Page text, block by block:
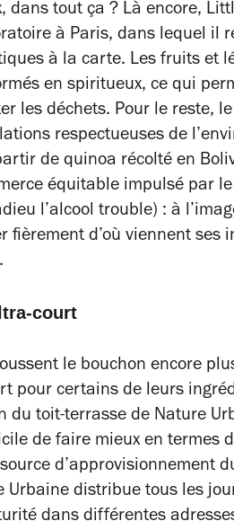
dans tout ça ? Là encore,
à Paris, dans lequel il
à la carte. Les fruits et
en spiritueux, ce qui
les déchets. Pour le reste,
respectueuses de
de quinoa récolté en
équitable impulsé par le
l’alcool trouble) : à
fièrement d’où viennent
court
le bouchon encore
pour certains de leurs
du toit-terrasse de Nature
de faire mieux en termes
d’approvisionnement
Urbaine distribue tous les
dans différentes